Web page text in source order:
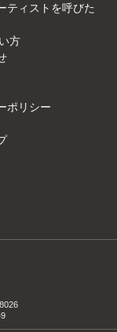
ティストを呼びた
方
ポリシー